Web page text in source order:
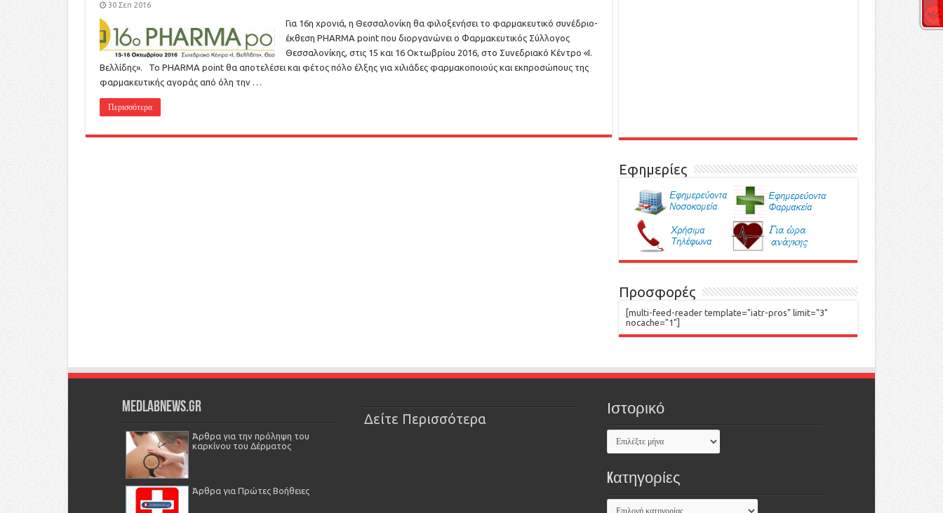
30 Σεπ 2016
Για 16η χρονιά, η Θεσσαλονίκη θα φιλοξενήσει το φαρμακευτικό συνέδριο-
έκθεση PHARMA point που διοργανώνει ο Φαρμακευτικός Σύλλογος
Θεσσαλονίκης, στις 15 και 16 Οκτωβρίου 2016, στο Συνεδριακό Κέντρο «Ι.
Βελλίδης». Το PHARMA point θα αποτελέσει και φέτος πόλο έλξης για χιλιάδες φαρμακοποιούς και εκπροσώπους της
φαρμακευτικής αγοράς από όλη την …
Περισσότερα
Εφημερίες
Προσφορές
[multi-feed-reader template="iatr-pros" limit="3"
nocache="1"]
Medlabnews.gr
Άρθρα για την πρόληψη του
καρκίνου του Δέρματος
Άρθρα για Πρώτες Βοήθειες
Δείτε Περισσότερα
Ιστορικό
Kατηγορίες